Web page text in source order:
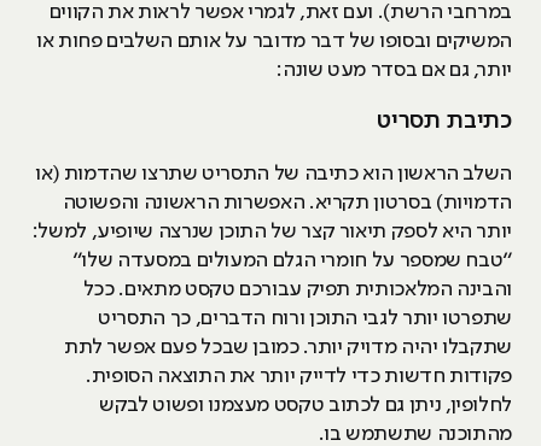
במרחבי הרשת). ועם זאת, לגמרי אפשר לראות את הקווים
המשיקים ובסופו של דבר מדובר על אותם השלבים פחות או
יותר, גם אם בסדר מעט שונה:
כתיבת תסריט
השלב הראשון הוא כתיבה של התסריט שתרצו שהדמות (או
הדמויות) בסרטון תקריא. האפשרות הראשונה והפשוטה
יותר היא לספק תיאור קצר של התוכן שנרצה שיופיע, למשל:
״טבח שמספר על חומרי הגלם המעולים במסעדה שלו״
והבינה המלאכותית תפיק עבורכם טקסט מתאים. ככל
שתפרטו יותר לגבי התוכן ורוח הדברים, כך התסריט
שתקבלו יהיה מדויק יותר. כמובן שבכל פעם אפשר לתת
פקודות חדשות כדי לדייק יותר את התוצאה הסופית.
לחלופין, ניתן גם לכתוב טקסט מעצמנו ופשוט לבקש
מהתוכנה שתשתמש בו.